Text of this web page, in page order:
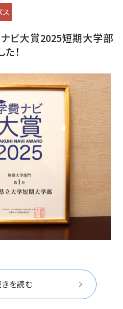
ビ大賞2025短期大学部
！
を読む